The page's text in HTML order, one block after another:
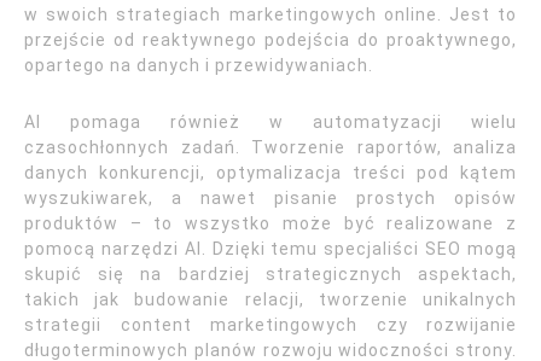
w swoich strategiach marketingowych online. Jest to
przejście od reaktywnego podejścia do proaktywnego,
opartego na danych i przewidywaniach.
AI pomaga również w automatyzacji wielu
czasochłonnych zadań. Tworzenie raportów, analiza
danych konkurencji, optymalizacja treści pod kątem
wyszukiwarek, a nawet pisanie prostych opisów
produktów – to wszystko może być realizowane z
pomocą narzędzi AI. Dzięki temu specjaliści SEO mogą
skupić się na bardziej strategicznych aspektach,
takich jak budowanie relacji, tworzenie unikalnych
strategii content marketingowych czy rozwijanie
długoterminowych planów rozwoju widoczności strony.